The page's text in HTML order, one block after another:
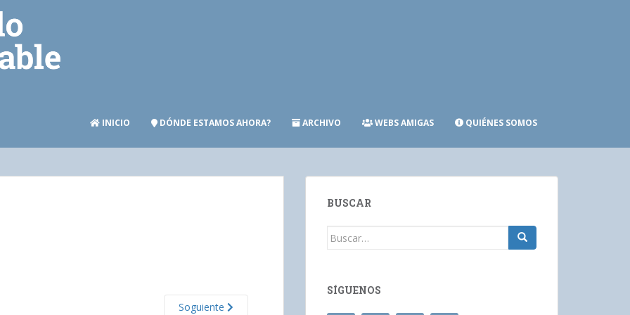
INICIO DÓNDE ESTAMOS AHORA? ARCHIVO WEBS AMIGAS QUIÉNES SOMOS
Soguiente
BUSCAR
Buscar:
SÍGUENOS